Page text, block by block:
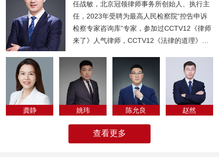
任战敏，北京冠领律师事务所创始人、执行主
任，2023年受聘为最高人民检察院“控告申诉
检察专家咨询库”专家，参加过CCTV12《律师
来了》人气律师，CCTV12《法律的道理》人
专为法律人化...
龚静 姚玮 陈允良 ​赵然
查看更多